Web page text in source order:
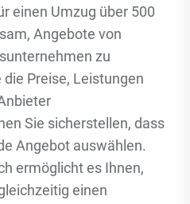
einen Umzug über 500
Angebote von
zu
Preise, Leistungen
Sie sicherstellen, dass
Angebot auswählen.
ermöglicht es Ihnen,
einen